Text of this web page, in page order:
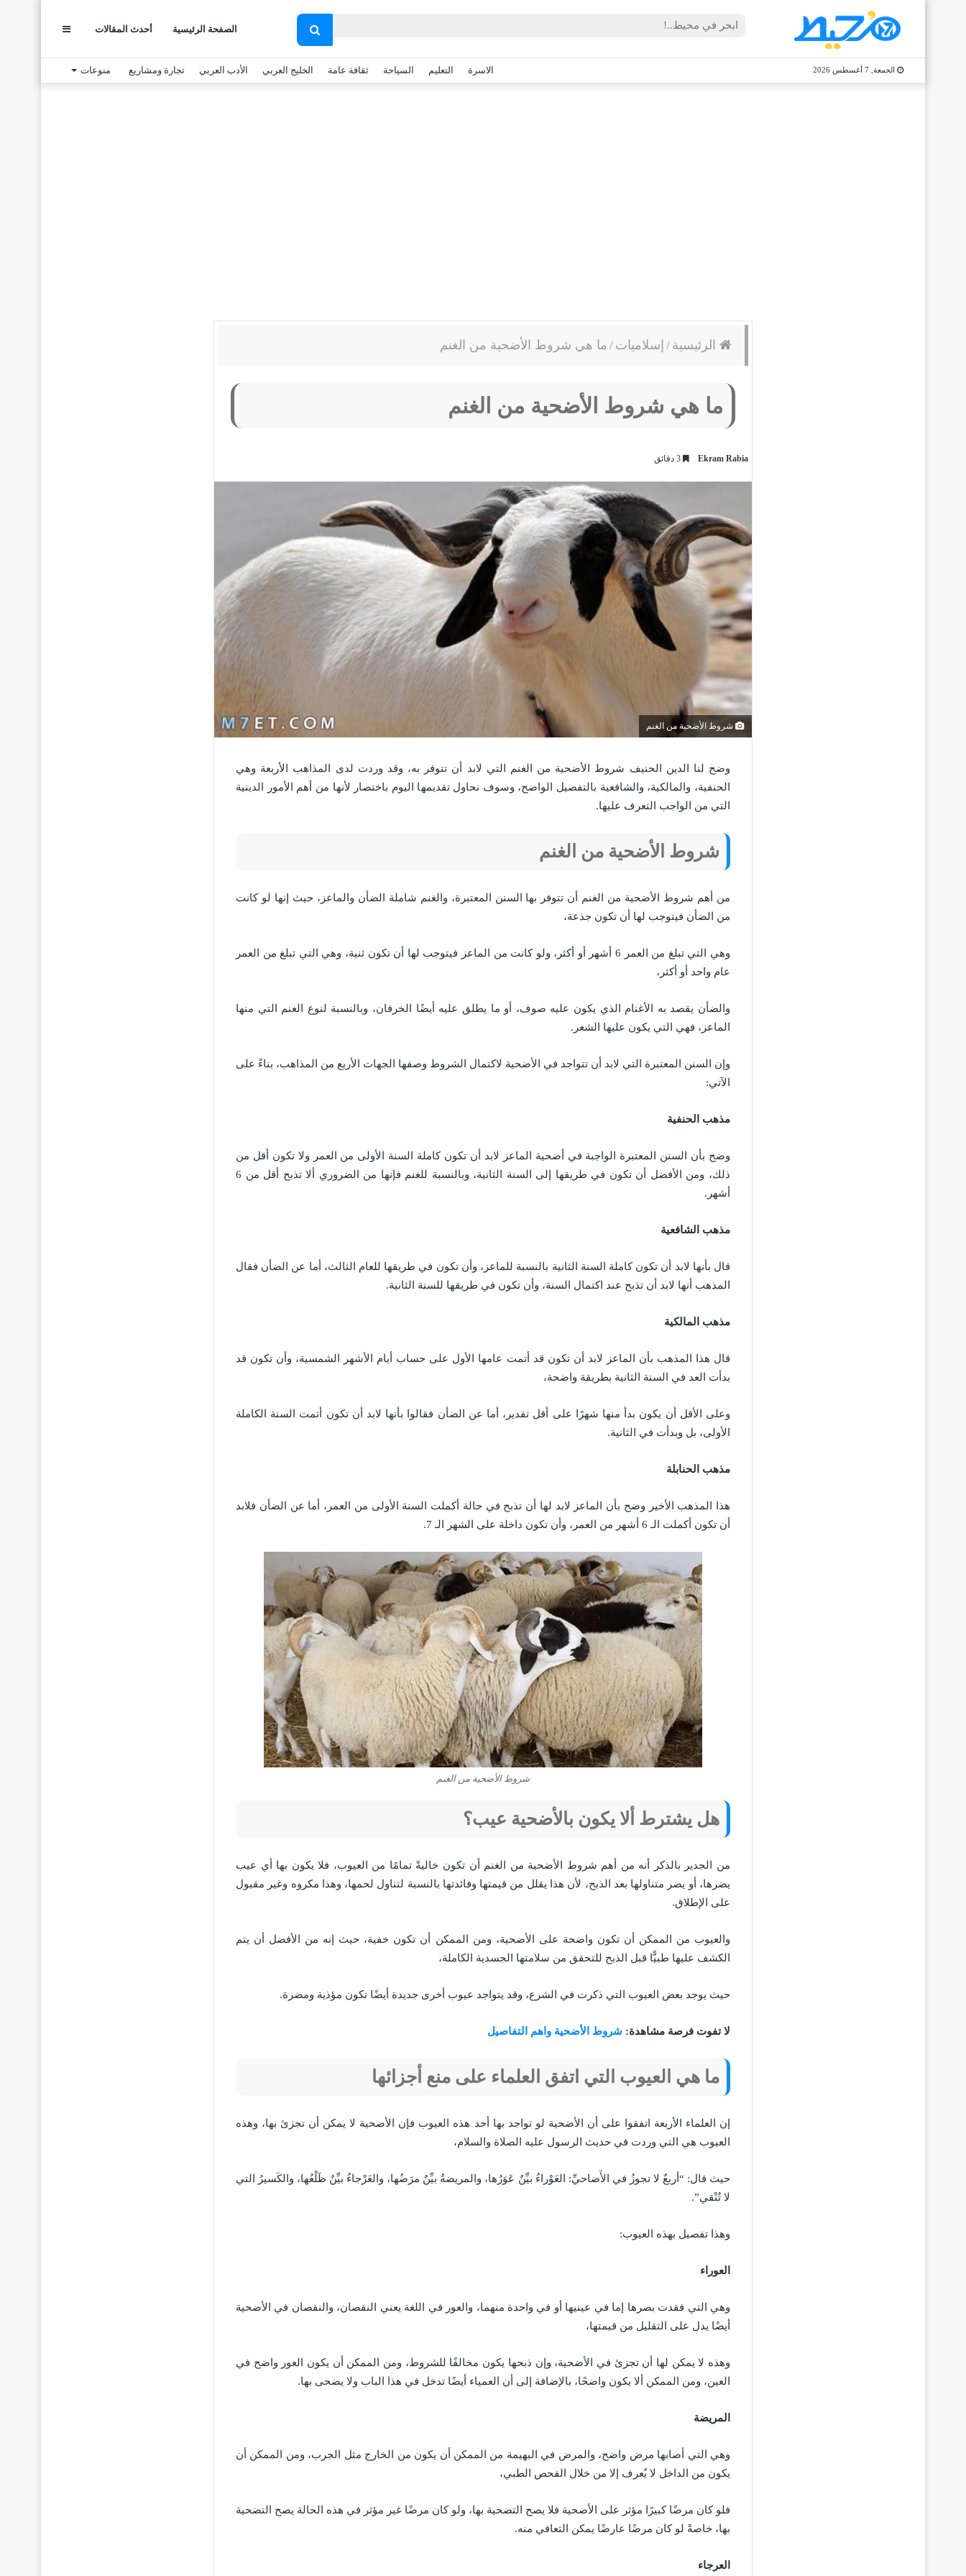
بحث
عن
الصفحة الرئيسية أحدث المقالات
الجمعة, 7 أغسطس 2026 الاسرة التعليم السياحة ثقافة عامة الخليج العربي الأدب العربي تجارة ومشاريع منوعات
الرئيسية / إسلاميات / ما هي شروط الأضحية من الغنم
ما هي شروط الأضحية من الغنم
Ekram Rabia
شروط الأضحية من الغنم
وضح لنا الدين الحنيف شروط الأضحية من الغنم
التي لابد أن تتوفر به، وقد وردت لدى المذاهب الأربعة وهي
الحنفية، والمالكية، والشافعية بالتفصيل الواضح، وسوف نحاول تقديمها اليوم باختصار لأنها من أهم الأمور الدينية
التي من الواجب التعرف عليها.
شروط الأضحية من الغنم
من أهم شروط الأضحية من الغنم
أن تتوفر بها السنن المعتبرة، والغنم شاملة الضأن والماعز، حيث إنها لو كانت
من الضأن فيتوجب لها أن تكون جذعة،
وهي التي تبلغ من العمر 6 أشهر أو أكثر، ولو كانت من الماعز فيتوجب لها أن تكون ثنية، وهي التي تبلغ من العمر
عام واحد أو أكثر،
والضأن يقصد به الأغنام الذي يكون عليه صوف، أو ما يطلق عليه أيضًا الخرفان، وبالنسبة لنوع الغنم التي منها
الماعز، فهي التي يكون عليها الشعر.
وإن السنن المعتبرة التي لابد أن تتواجد في الأضحية لاكتمال الشروط وصفها الجهات الأربع من المذاهب، بناءً على
الآتي:
مذهب الحنفية
وضح بأن السنن المعتبرة الواجبة في أضحية الماعز لابد أن تكون كاملة السنة الأولى من العمر ولا تكون أقل من
ذلك، ومن الأفضل أن تكون في طريقها إلى السنة الثانية، وبالنسبة للغنم فإنها من الضروري ألا تذبح أقل من 6
أشهر.
مذهب الشافعية
قال بأنها لابد أن تكون كاملة السنة الثانية بالنسبة للماعز، وأن تكون في طريقها للعام الثالث، أما عن الضأن فقال
المذهب أنها لابد أن تذبح عند اكتمال السنة، وأن تكون في طريقها للسنة الثانية.
مذهب المالكية
قال هذا المذهب بأن الماعز لابد أن تكون قد أتمت عامها الأول على حساب أيام الأشهر الشمسية، وأن تكون قد
بدأت العد في السنة الثانية بطريقة واضحة،
وعلى الأقل أن يكون بدأ منها شهرًا على أقل تقدير، أما عن الضأن فقالوا بأنها لابد أن تكون أتمت السنة الكاملة
الأولى، بل وبدأت في الثانية.
مذهب الحنابلة
هذا المذهب الأخير وضح بأن الماعز لابد لها أن تذبح في حالة أكملت السنة الأولى من العمر، أما عن الضأن فلابد
أن تكون أكملت الـ 6 أشهر من العمر، وأن تكون داخلة على الشهر الـ 7.
شروط الأضحية من الغنم
هل يشترط ألا يكون بالأضحية عيب؟
من الجدير بالذكر أنه من أهم شروط الأضحية من الغنم
أن تكون خاليةً تمامًا من العيوب، فلا يكون بها أي عيب
يضرها، أو يضر متناولها بعد الذبح، لأن هذا يقلل من قيمتها وفائدتها بالنسبة لتناول لحمها، وهذا مكروه وغير مقبول
على الإطلاق.
والعيوب من الممكن أن تكون واضحة على الأضحية، ومن الممكن أن تكون خفية، حيث إنه من الأفضل أن يتم
الكشف عليها طبيًّا قبل الذبح للتحقق من سلامتها الجسدية الكاملة،
حيث يوجد بعض العيوب التي ذكرت في الشرع، وقد يتواجد عيوب أخرى جديدة أيضًا تكون مؤذية ومضرة.
لا تفوت فرصة مشاهدة: شروط الأضحية واهم التفاصيل
ما هي العيوب التي اتفق العلماء على منع أجزائها
إن العلماء الأربعة اتفقوا على أن الأضحية لو تواجد بها أحد هذه العيوب فإن الأضحية لا يمكن أن تجزئ بها، وهذه
العيوب هي التي وردت في حديث الرسول عليه الصلاة والسلام،
حيث قال: “أربعٌ لا تجوزُ في الأَضاحيِّ: العَوْراءُ بيِّنٌ عَوَرُها، والمريضةُ بيِّنٌ مرَضُها، والعَرْجاءُ بيِّنٌ ظَلْعُها، والكَسيرُ التي
لا تُنْقي”.
وهذا تفصيل بهذه العيوب:
العوراء
وهي التي فقدت بصرها إما في عينيها أو في واحدة منهما، والعور في اللغة يعني النقصان، والنقصان في الأضحية
أيضًا يدل على التقليل من قيمتها،
وهذه لا يمكن لها أن تجزئ في الأضحية، وإن ذبحها يكون مخالفًا للشروط، ومن الممكن أن يكون العور واضح في
العين، ومن الممكن ألا يكون واضحًا، بالإضافة إلى أن العمياء أيضًا تدخل في هذا الباب ولا يضحى بها.
المريضة
وهي التي أصابها مرض واضح، والمرض في البهيمة من الممكن أن يكون من الخارج مثل الجرب، ومن الممكن أن
يكون من الداخل لا يُعرف إلا من خلال الفحص الطبي،
فلو كان مرضًا كبيرًا مؤثر على الأضحية فلا يصح التضحية بها، ولو كان مرضًا غير مؤثر في هذه الحالة يصح التضحية
بها، خاصةً لو كان مرضًا عارضًا يمكن التعافي منه.
العرجاء